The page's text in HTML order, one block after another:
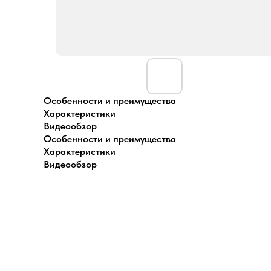
Особенности и преимущества
Характеристики
Видеообзор
Особенности и преимущества
Характеристики
Видеообзор